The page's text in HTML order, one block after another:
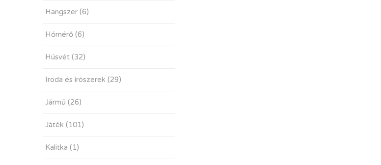
Hangszer (6)
Hőmérő (6)
Húsvét (32)
Iroda és írószerek (29)
Jármű (26)
Játék (101)
Kalitka (1)